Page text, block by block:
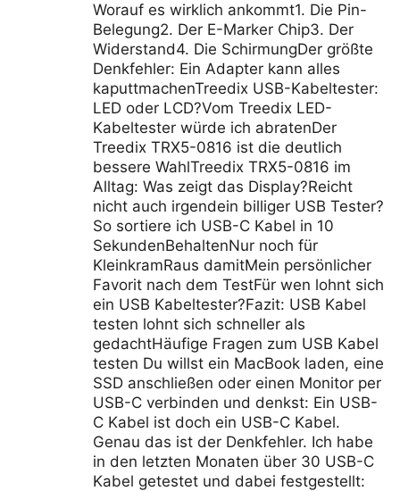
Worauf es wirklich ankommt1. Die Pin-
Belegung2. Der E-Marker Chip3. Der
Widerstand4. Die SchirmungDer größte
Denkfehler: Ein Adapter kann alles
kaputtmachenTreedix USB-Kabeltester:
LED oder LCD?Vom Treedix LED-
Kabeltester würde ich abratenDer
Treedix TRX5-0816 ist die deutlich
bessere WahlTreedix TRX5-0816 im
Alltag: Was zeigt das Display?Reicht
nicht auch irgendein billiger USB Tester?
So sortiere ich USB-C Kabel in 10
SekundenBehaltenNur noch für
KleinkramRaus damitMein persönlicher
Favorit nach dem TestFür wen lohnt sich
ein USB Kabeltester?Fazit: USB Kabel
testen lohnt sich schneller als
gedachtHäufige Fragen zum USB Kabel
testen Du willst ein MacBook laden, eine
SSD anschließen oder einen Monitor per
USB-C verbinden und denkst: Ein USB-
C Kabel ist doch ein USB-C Kabel.
Genau das ist der Denkfehler. Ich habe
in den letzten Monaten über 30 USB-C
Kabel getestet und dabei festgestellt: